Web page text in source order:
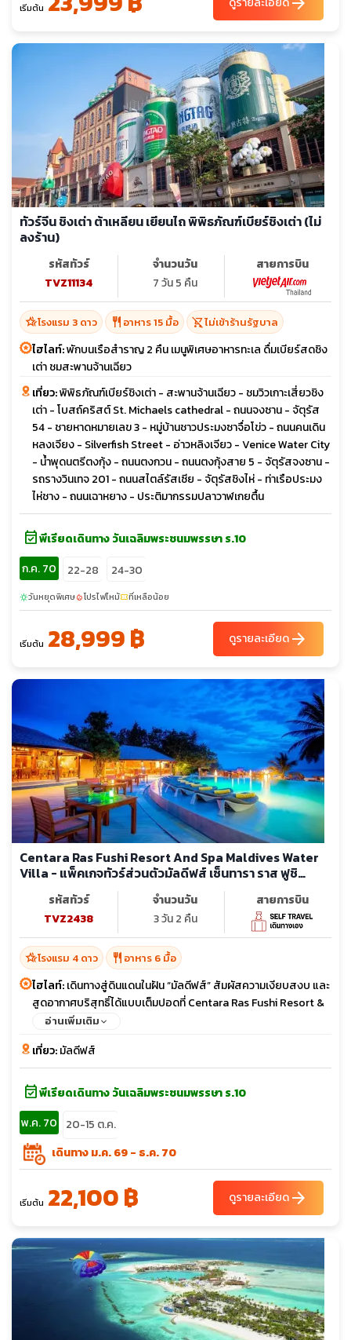
เริ่มต้น
ทัวร์จีน ชิงเต่า ต้าเหลียน เยียนไถ พิพิธภัณฑ์เบียร์ชิงเต่า (ไม่
ลงร้าน)
รหัสทัวร์
TVZ11134
จำนวนวัน
7 วัน 5 คืน
สายการบิน
hotel_classโรงแรม 3 ดาว restaurant อาหาร 15 มื้อ shopping_cart_offไม่เข้าร้านรัฐบาล
ไฮไลท์:พักบนเรือสำราญ 2 คืน เมนูพิเศษอาหารทะเล ดื่มเบียร์สดชิง
เต่า ชมสะพานจ้านเฉียว
เที่ยว:พิพิธภัณฑ์เบียร์ชิงเต่า - สะพานจ้านเฉียว - ชมวิวเกาะเสี่ยวชิง
เต่า - โบสถ์คริสต์ St. Michaels cathedral - ถนนจงซาน - จัตุรัส
54 - ชายหาดหมายเลข 3 - หมู่บ้านชาวประมงซาจื่อโข่ว - ถนนคนเดิน
หลงเจียง - Silverfish Street - อ่าวหลิงเจียว - Venice Water City
- น้ำพุดนตรีตงกุ้ง - ถนนตงกวน - ถนนตงกุ้งสาย 5 - จัตุรัสจงซาน -
รถรางวินเทจ 201 - ถนนสไตล์รัสเซีย - จัตุรัสชิงไห่ - ท่าเรือประมง
ไห่ชาง - ถนนเฉาหยาง - ประติมากรรมปลาวาฬเกยตื้น
event_availableพีเรียดเดินทาง วันเฉลิมพระชนมพรรษา ร.10
ก.ค. 70
22-28 24-30
sunnyวันหยุดพิเศษlocal_fire_departmentโปรไฟไหม้confirmation_numberที่เหลือน้อย
เริ่มต้น 28,999 ฿ ดูรายละเอียดarrow_forward
Centara Ras Fushi Resort And Spa Maldives Water
Villa - แพ็คเกจทัวร์ส่วนตัวมัลดีฟส์ เซ็นทารา ราส ฟูชิ
รหัสทัวร์
TVZ2438
จำนวนวัน
3 วัน 2 คืน
สายการบิน
hotel_classโรงแรม 4 ดาว restaurant อาหาร 6 มื้อ
ไฮไลท์:เดินทางสู่ดินแดนในฝัน “มัลดีฟส์” สัมผัสความเงียบสงบ และ
สูดอากาศบริสุทธิ์ได้แบบเต็มปอดที่ Centara Ras Fushi Resort &
Spa ที่เหมาะสำหรับทุกคู่รักฮันนีมูน สุดคุ้มกับแพ็คเกจ ALL
วัน เดินทางเข้ารีสอร์ทโดย Speedboat เพียง 15 นาที เท่านั้น
อ่านเพิ่มเติม
เที่ยว:มัลดีฟส์
event_availableพีเรียดเดินทาง วันเฉลิมพระชนมพรรษา ร.10
พ.ค. 70
20-15 ต.ค.
เดินทาง ม.ค. 69 - ธ.ค. 70
เริ่มต้น 22,100 ฿ ดูรายละเอียดarrow_forward